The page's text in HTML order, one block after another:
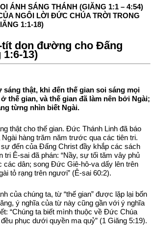
ÁNH SÁNG THÁNH (GIĂNG 1:1 – 4:54)
NGÔI LỜI ĐỨC CHÚA TRỜI TRONG
1:1-18)
tít dọn đường cho Đấng
13)
sáng thật, khi đến thế gian soi sáng mọi
thế gian, và thế gian đã làm nên bởi Ngài;
từng nhìn biết Ngài.
thật cho thế gian. Đức Thánh Linh đã báo
hàng trăm năm trước qua các tiên tri.
đến của Đấng Christ đầy khắp các sách
Ê-sai đã phán: “Nầy, sự tối tăm vây phủ
các dân; song Đức Giê-hô-va dấy lên trên
tỏ rạng trên ngươi” (Ê-sai 60:2).
của chúng ta, từ “thế gian” được lặp lại bốn
ý nghĩa của từ này cũng gần với ý nghĩa
“Chúng ta biết mình thuộc về Đức Chúa
phục dưới quyền ma quỷ” (1 Giăng 5:19).